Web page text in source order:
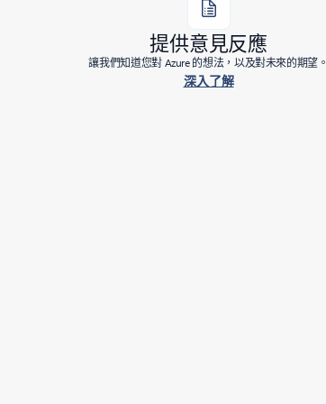
提供意見反應
讓我們知道您對 Azure 的想法，以及對未來的期望。
深入了解